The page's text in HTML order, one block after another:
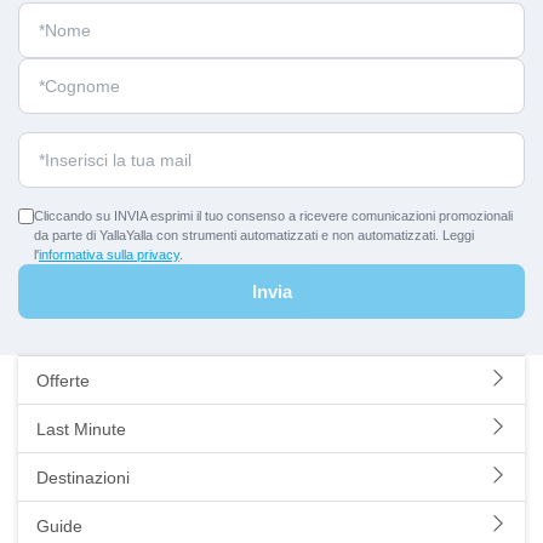
Cliccando su INVIA esprimi il tuo consenso a ricevere comunicazioni promozionali
da parte di YallaYalla con strumenti automatizzati e non automatizzati. Leggi
l'informativa sulla privacy.
Invia
Offerte
Last Minute
Destinazioni
Guide